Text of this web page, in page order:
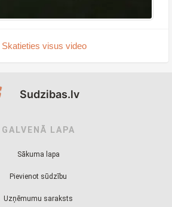
Skatieties visus video
Sudzibas.lv
GALVENĀ LAPA
Sākuma lapa
Pievienot sūdzību
Uzņēmumu saraksts